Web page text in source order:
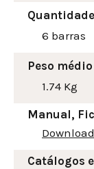
6 barras
Peso
1.74 Kg
Manual,
Catálogos